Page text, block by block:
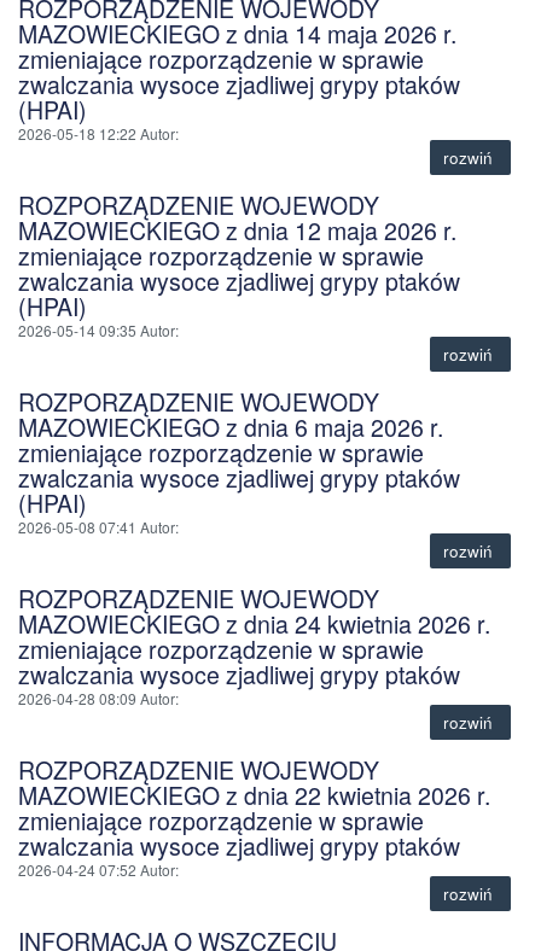
ROZPORZĄDZENIE WOJEWODY
MAZOWIECKIEGO z dnia 14 maja 2026 r.
zmieniające rozporządzenie w sprawie
zwalczania wysoce zjadliwej grypy ptaków
(HPAI)
2026-05-18 12:22 Autor:
rozwiń
ROZPORZĄDZENIE WOJEWODY
MAZOWIECKIEGO z dnia 12 maja 2026 r.
zmieniające rozporządzenie w sprawie
zwalczania wysoce zjadliwej grypy ptaków
(HPAI)
2026-05-14 09:35 Autor:
rozwiń
ROZPORZĄDZENIE WOJEWODY
MAZOWIECKIEGO z dnia 6 maja 2026 r.
zmieniające rozporządzenie w sprawie
zwalczania wysoce zjadliwej grypy ptaków
(HPAI)
2026-05-08 07:41 Autor:
rozwiń
ROZPORZĄDZENIE WOJEWODY
MAZOWIECKIEGO z dnia 24 kwietnia 2026 r.
zmieniające rozporządzenie w sprawie
zwalczania wysoce zjadliwej grypy ptaków
2026-04-28 08:09 Autor:
rozwiń
ROZPORZĄDZENIE WOJEWODY
MAZOWIECKIEGO z dnia 22 kwietnia 2026 r.
zmieniające rozporządzenie w sprawie
zwalczania wysoce zjadliwej grypy ptaków
2026-04-24 07:52 Autor:
rozwiń
INFORMACJA O WSZCZĘCIU